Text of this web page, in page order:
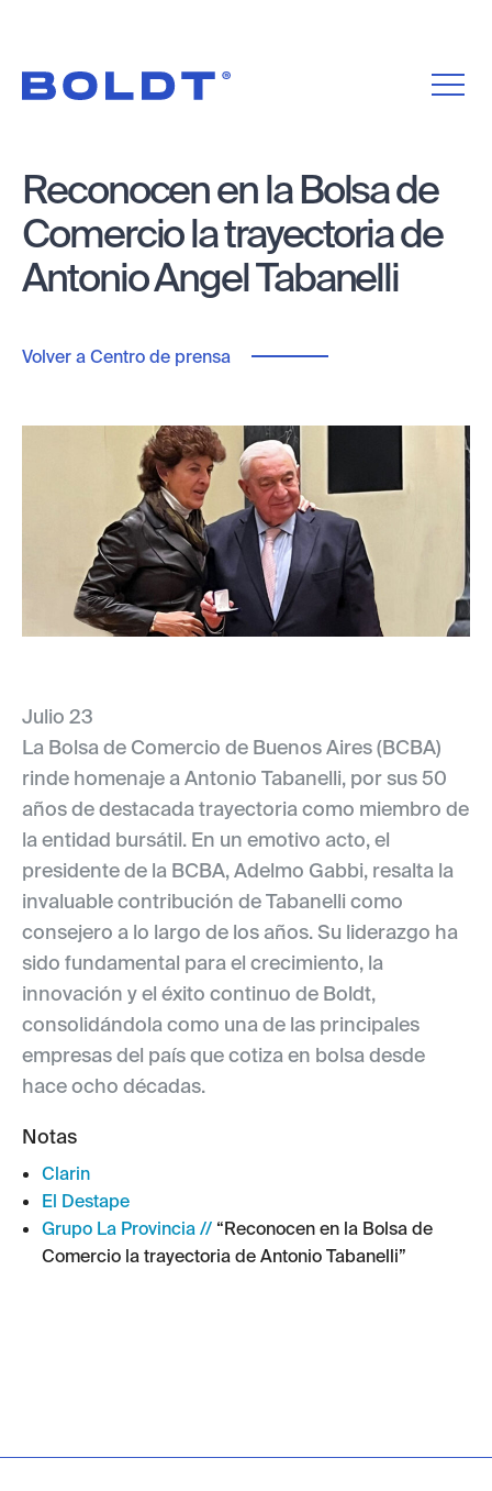
Reconocen en la Bolsa de
Comercio la trayectoria de
Antonio Angel Tabanelli
Volver a Centro de prensa
Julio 23
La Bolsa de Comercio de Buenos Aires (BCBA)
rinde homenaje a Antonio Tabanelli, por sus 50
años de destacada trayectoria como miembro de
la entidad bursátil. En un emotivo acto, el
presidente de la BCBA, Adelmo Gabbi, resalta la
invaluable contribución de Tabanelli como
consejero a lo largo de los años. Su liderazgo ha
sido fundamental para el crecimiento, la
innovación y el éxito continuo de Boldt,
consolidándola como una de las principales
empresas del país que cotiza en bolsa desde
hace ocho décadas.
Notas
Clarin
El Destape
Grupo La Provincia //“Reconocen en la Bolsa de
Comercio la trayectoria de Antonio Tabanelli”